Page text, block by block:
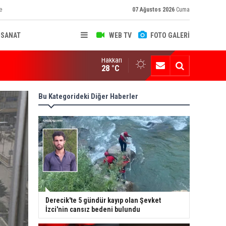
07 Ağustos 2026 Cuma
WEB TV FOTO GALERİ
Sanayi Geleceği Masaya Yatırıldı
Hakkari
28 °C
Bu Kategorideki Diğer Haberler
Derecik'te 5 gündür kayıp olan Şevket
İzci'nin cansız bedeni bulundu